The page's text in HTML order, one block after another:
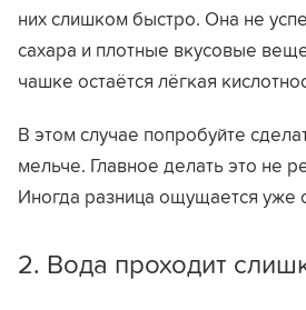
них слишком быстро. Она не
сахара и плотные вкусовые
чашке остаётся лёгкая
В этом случае попробуйте
мельче. Главное делать это не
Иногда разница ощущается уже
2. Вода проходит